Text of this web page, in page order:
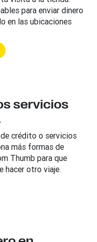
para enviar dinero
en las ubicaciones
servicios
crédito o servicios
más formas de
Thumb para que
hacer otro viaje.